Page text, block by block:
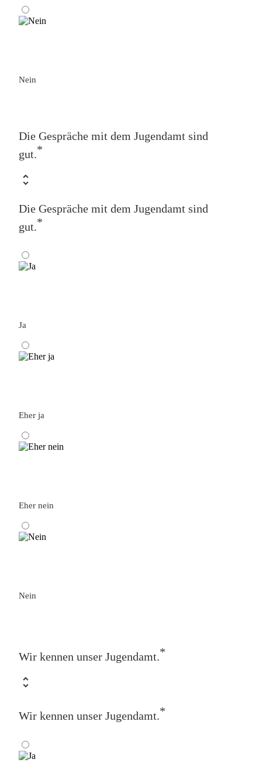
Nein
Die Gespräche mit dem Jugendamt sind
gut.*
Die Gespräche mit dem Jugendamt sind
gut. *
Ja
Eher ja
Eher nein
Nein
Wir kennen unser Jugendamt.*
Wir kennen unser Jugendamt.*